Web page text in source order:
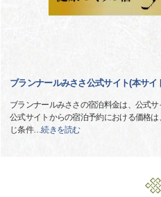
ブランナールみささ公式サイト(本サ
ブランナールみささの宿泊料金は、公式サ
公式サイトからの宿泊予約における価格
じ条件…続きを読む